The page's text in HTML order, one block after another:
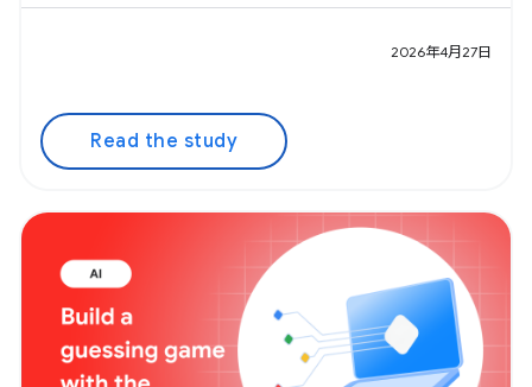
2026年4月27日
Read the study